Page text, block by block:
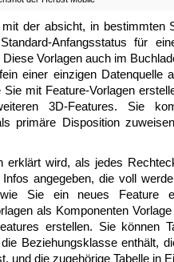
der absicht, in bestimmten
Anfangsstatus für
Vorlagen auch im
einer einzigen Datenquelle
mit Feature-Vorlagen
3D-Features. Sie
primäre Disposition
erklärt wird, als jedes
angegeben, die voll
Sie ein neues Feature
als Komponenten
erstellen. Sie können
Beziehungsklasse enthält,
und die zugehörige Tabelle in